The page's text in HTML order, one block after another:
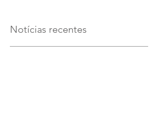
Notícias recentes